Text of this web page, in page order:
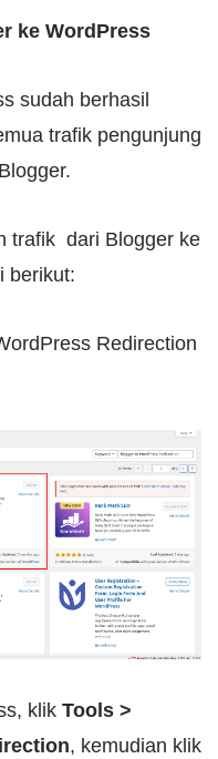
ke WordPress
sudah berhasil
trafik pengunjung
trafik dari Blogger ke
berikut:
Redirection
klik Tools >
, kemudian klik